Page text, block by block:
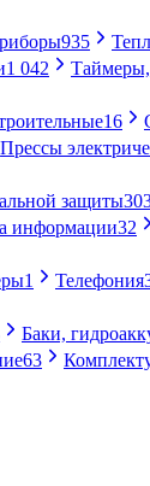
935
1 042
16
Прессы
защиты
информации32
1 Телефония
Баки,
63